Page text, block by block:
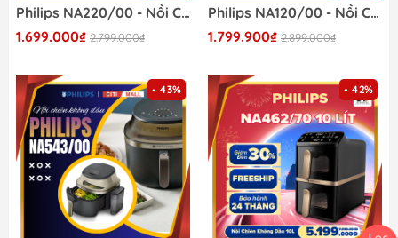
Philips NA220/00 - Nồi Chiên Không Dầu Hiện Đại 2026
1.699.000₫ 2.799.000₫
Philips NA120/00 - Nồi Chiên Không Dầu Hiện Đại 2026
1.799.900₫ 2.899.000₫
- 43% - 42%